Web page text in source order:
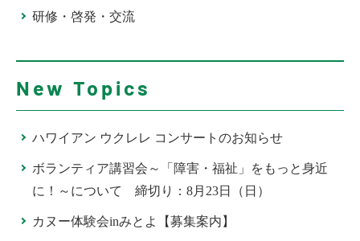
研修・啓発・交流
New Topics
ハワイアン ウクレレ コンサートのお知らせ
ボランティア講習会～「障害・福祉」をもっと身近
に！～について 締切り：8月23日（日）
カヌー体験会inみとよ【募集案内】